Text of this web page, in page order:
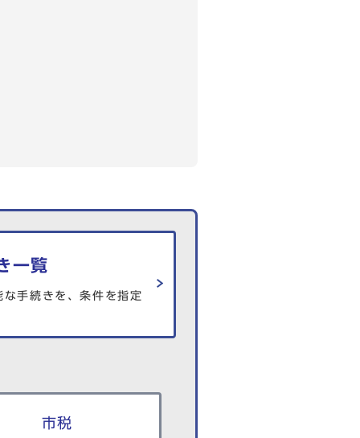
一覧
手続きを、条件を指定
市税